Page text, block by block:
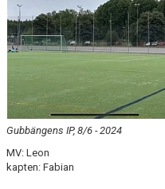
Gubbängens IP, 8/6 - 2024
MV: Leon
kapten: Fabian